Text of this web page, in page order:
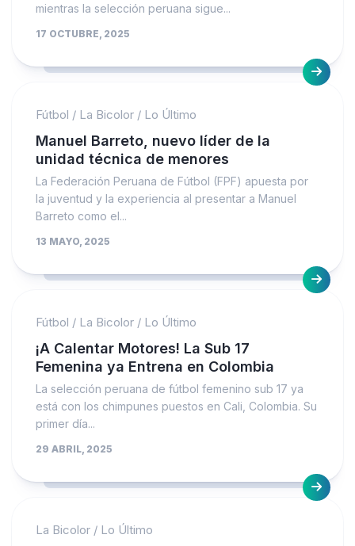
mientras la selección peruana sigue...
17 OCTUBRE, 2025
Fútbol / La Bicolor / Lo Último
Manuel Barreto, nuevo líder de la
unidad técnica de menores
La Federación Peruana de Fútbol (FPF) apuesta por
la juventud y la experiencia al presentar a Manuel
Barreto como el...
13 MAYO, 2025
Fútbol / La Bicolor / Lo Último
¡A Calentar Motores! La Sub 17
Femenina ya Entrena en Colombia
La selección peruana de fútbol femenino sub 17 ya
está con los chimpunes puestos en Cali, Colombia. Su
primer día...
29 ABRIL, 2025
La Bicolor / Lo Último